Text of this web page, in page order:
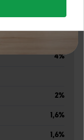
4,5%
4%
2%
1,6%
1,6%